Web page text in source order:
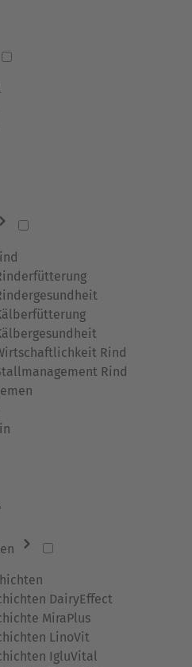
Rind
Rind
DairyEffect
MiraPlus
LinoVit
IgluVital